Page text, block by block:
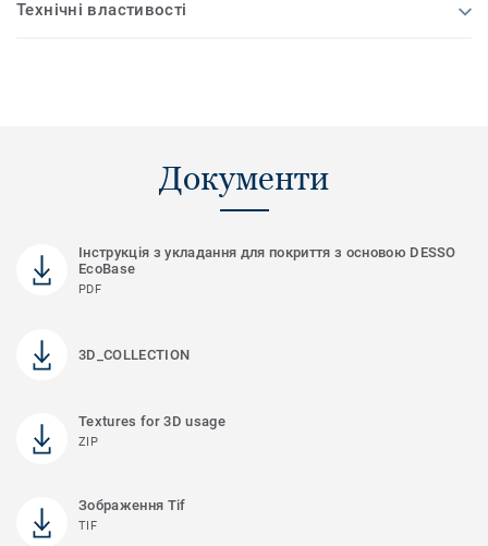
Технічні властивості
Документи
Інструкція з укладання для покриття з основою DESSO
EcoBase
PDF
3D_COLLECTION
Textures for 3D usage
ZIP
Зображення Tif
TIF